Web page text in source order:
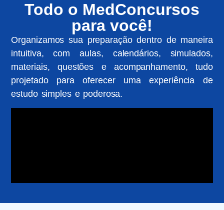
Todo o MedConcursos
para você!
Organizamos sua preparação dentro de maneira
intuitiva, com aulas, calendários, simulados,
materiais, questões e acompanhamento, tudo
projetado para oferecer uma experiência de
estudo simples e poderosa.